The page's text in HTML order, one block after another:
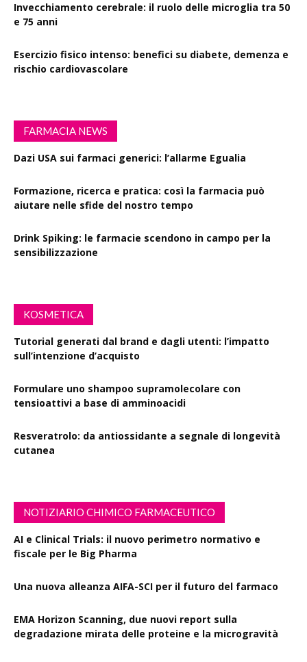
Invecchiamento cerebrale: il ruolo delle microglia tra 50
e 75 anni
Esercizio fisico intenso: benefici su diabete, demenza e
rischio cardiovascolare
FARMACIA NEWS
Dazi USA sui farmaci generici: l’allarme Egualia
Formazione, ricerca e pratica: così la farmacia può
aiutare nelle sfide del nostro tempo
Drink Spiking: le farmacie scendono in campo per la
sensibilizzazione
KOSMETICA
Tutorial generati dal brand e dagli utenti: l’impatto
sull’intenzione d’acquisto
Formulare uno shampoo supramolecolare con
tensioattivi a base di amminoacidi
Resveratrolo: da antiossidante a segnale di longevità
cutanea
NOTIZIARIO CHIMICO FARMACEUTICO
AI e Clinical Trials: il nuovo perimetro normativo e
fiscale per le Big Pharma
Una nuova alleanza AIFA-SCI per il futuro del farmaco
EMA Horizon Scanning, due nuovi report sulla
degradazione mirata delle proteine e la microgravità